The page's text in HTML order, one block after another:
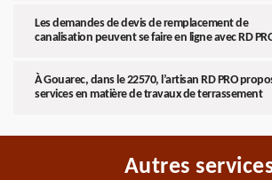
Les demandes de devis de remplacement de
canalisation peuvent se faire en ligne avec RD
À Gouarec, dans le 22570, l’artisan RD PRO
services en matière de travaux de terrassement
Autres